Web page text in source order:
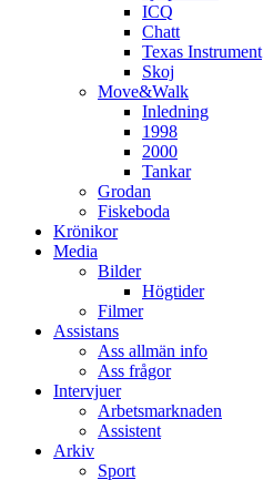
ICQ
Chatt
Texas Instrument
Skoj
Move&Walk
Inledning
1998
2000
Tankar
Grodan
Fiskeboda
Krönikor
Media
Bilder
Högtider
Filmer
Assistans
Ass allmän info
Ass frågor
Intervjuer
Arbetsmarknaden
Assistent
Arkiv
Sport